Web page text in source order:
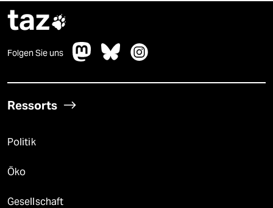
taz
Folgen Sie uns
Ressorts
Politik
Öko
Gesellschaft